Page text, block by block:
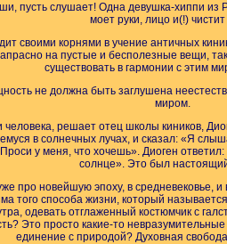
пусть слушает! Одна девушка-хиппи из
моет руки, лицо и(!)
своими корнями в учение античных
на пустые и бесполезные вещи,
существовать в гармонии с этим
не должна быть заглушена
миром.
решает отец школы киников,
в солнечных лучах, и сказал: «Я
у меня, что хочешь». Диоген
солнце». Это был
про новейшую эпоху, в средневековье,
того способа жизни, который
одевать отглаженный костюмчик с
Это просто какие-то
единение с природой? Духовная